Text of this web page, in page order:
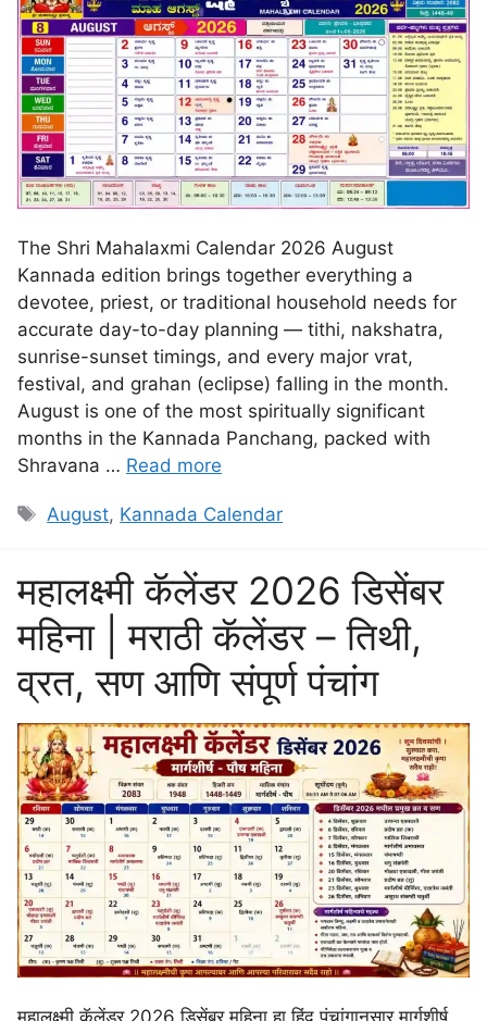
The Shri Mahalaxmi Calendar 2026 August
Kannada edition brings together everything a
devotee, priest, or traditional household needs for
accurate day-to-day planning — tithi, nakshatra,
sunrise-sunset timings, and every major vrat,
festival, and grahan (eclipse) falling in the month.
August is one of the most spiritually significant
months in the Kannada Panchang, packed with
Shravana … Read more
August, Kannada Calendar
महालक्ष्मी कॅलेंडर 2026 डिसेंबर
महिना | मराठी कॅलेंडर – तिथी,
व्रत, सण आणि संपूर्ण पंचांग
महालक्ष्मी कॅलेंडर 2026 डिसेंबर महिना हा हिंदू पंचांगानुसार मार्गशीर्ष